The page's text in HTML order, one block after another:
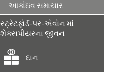
આર્કાઇવ સમાચાર
સ્ટ્રેટફોર્ડ-પર-એવોન માં
શેક્સપીયરના જીવન
દાન